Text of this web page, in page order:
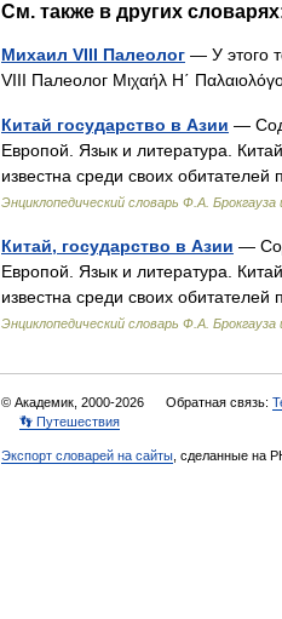
См. также в других
Михаил VIII Палеолог — У этого
VIII Палеолог Μιχαήλ Η΄
Китай государство в Азии —
Европой. Язык и литература.
известна среди своих
Энциклопедический словарь Ф.А.
Китай, государство в Азии —
Европой. Язык и литература.
известна среди своих
Энциклопедический словарь Ф.А.
© Академик, 2000-2026 Обратная связь:
👣 Путешествия
Экспорт словарей на сайты , сделанные на